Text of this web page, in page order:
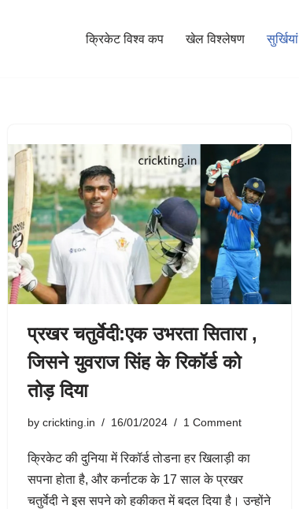
क्रिकेट विश्व कप खेल विश्लेषण सुर्खियां
प्रखर चतुर्वेदी:एक उभरता सितारा ,
जिसने युवराज सिंह के रिकॉर्ड को
तोड़ दिया
by crickting.in 16/01/2024 1 Comment
क्रिकेट की दुनिया में रिकॉर्ड तोडना हर खिलाड़ी का
सपना होता है, और कर्नाटक के 17 साल के प्रखर
चतुर्वेदी ने इस सपने को हकीकत में बदल दिया है। उन्होंने